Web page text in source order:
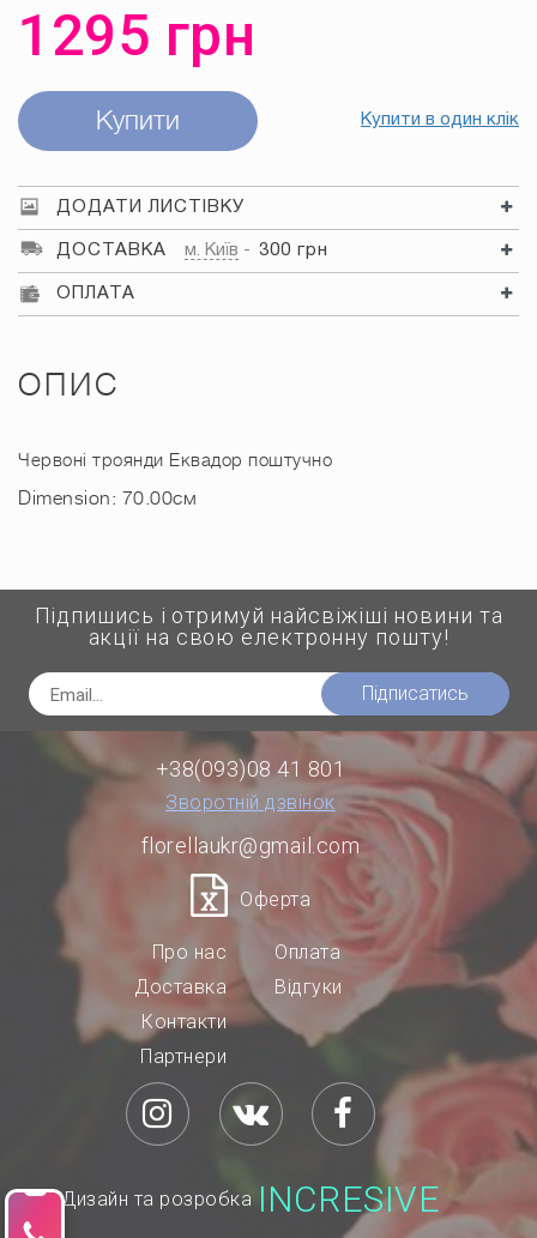
1295 грн
Купити Купити в один клік
ДОДАТИ ЛИСТІВКУ
ДОСТАВКА м. Київ 300 грн
ОПЛАТА
ОПИС
Червоні троянди Еквадор поштучно
Dimension: 70.00см
Підпишись і отримуй найсвіжіші новини та
акції на свою електронну пошту!
Підписатись
+38(093)08 41 801
Зворотній дзвінок
florellaukr@gmail.com
Оферта
Про нас
Доставка
Оплата
Відгуки
Контакти
Партнери
Дизайн та розробка INCRESIVE